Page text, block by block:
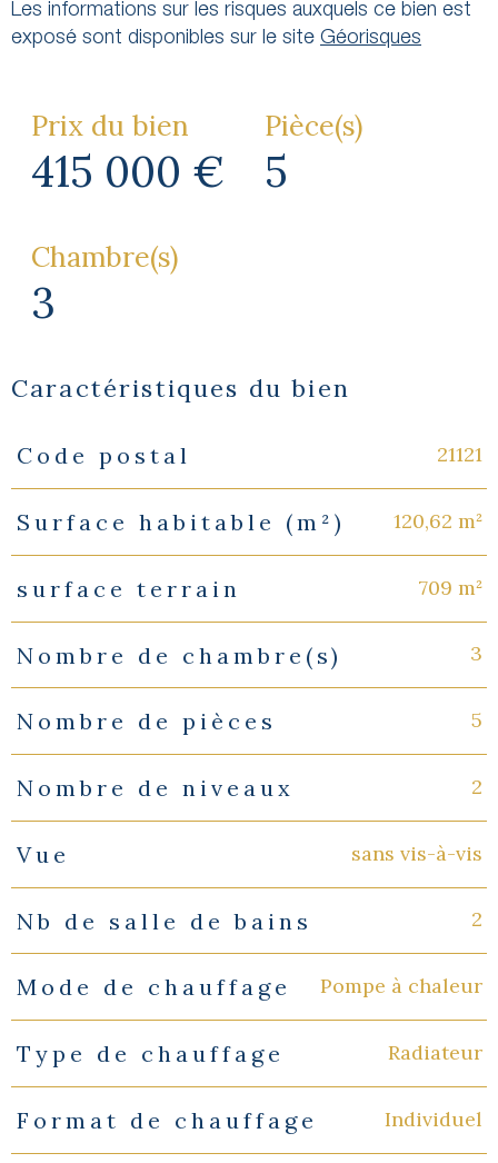
Les informations sur les risques auxquels ce bien est
exposé sont disponibles sur le site Géorisques
Prix du bien
415 000 €
Pièce(s)
5
Chambre(s)
3
Caractéristiques du bien
Caractéristiques Valeurs
Code postal 21121
Surface habitable (m²) 120,62 m²
surface terrain 709 m²
Nombre de chambre(s) 3
Nombre de pièces 5
Nombre de niveaux 2
Vue sans vis-à-vis
Nb de salle de bains 2
Mode de chauffage Pompe à chaleur
Type de chauffage Radiateur
Format de chauffage Individuel